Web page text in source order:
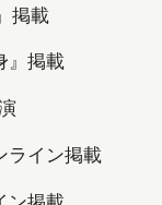
掲載
』掲載
ライン掲載